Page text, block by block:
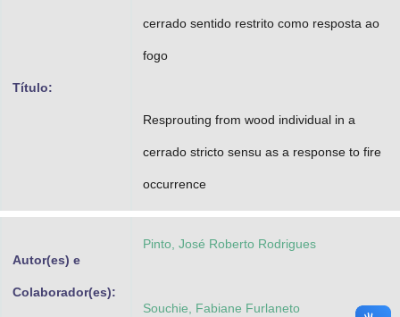
Título:
cerrado sentido restrito como resposta ao
fogo
Resprouting from wood individual in a
cerrado stricto sensu as a response to fire
occurrence
Autor(es) e
Colaborador(es):
Pinto, José Roberto Rodrigues
Souchie, Fabiane Furlaneto